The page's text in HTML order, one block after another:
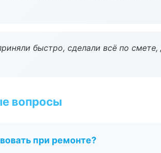
быстро, сделали всё по
вопросы
при ремонте?